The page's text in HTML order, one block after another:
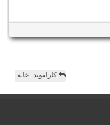
کاراموند: خانه